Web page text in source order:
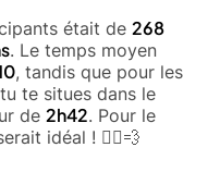
était de 268
. Le temps moyen
, tandis que pour les
te situes dans le
de 2h42. Pour le
idéal ! 🏃‍♂️💨